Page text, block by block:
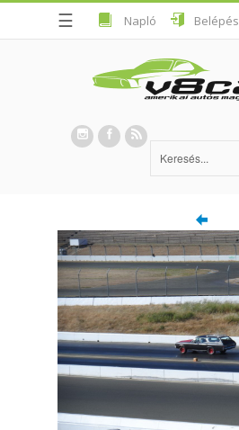
☰ Napló Belépés